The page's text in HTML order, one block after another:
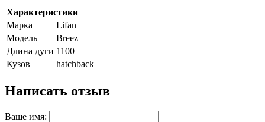
Характеристики
Марка
Lifan
Модель
Breez
Длина дуги 1100
Кузов
hatchback
Написать отзыв
Ваше имя: